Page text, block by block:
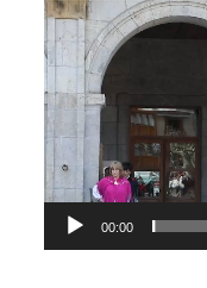
Bideo
erreproduzigailua
00:00